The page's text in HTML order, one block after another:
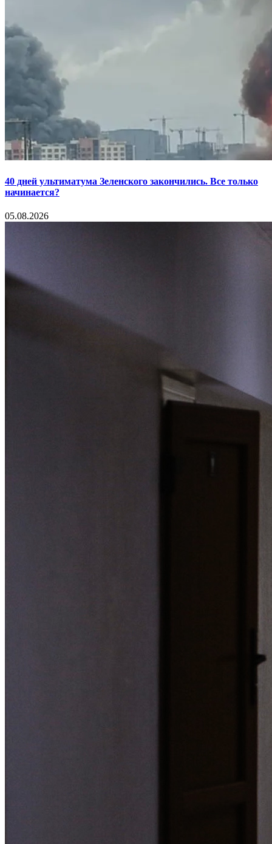
40 дней ультиматума Зеленского закончились. Все только
начинается?
05.08.2026